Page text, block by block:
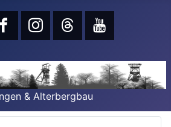
& Alterbergbau